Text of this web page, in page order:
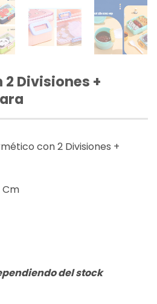
2 Divisiones +
con 2 Divisiones +
Cm
del stock